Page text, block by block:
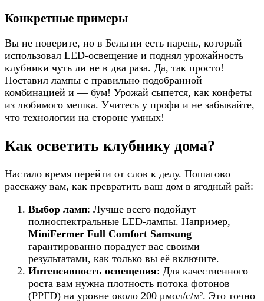
Конкретные примеры
Вы не поверите, но в Бельгии есть парень, который
использовал LED-освещение и поднял урожайность
клубники чуть ли не в два раза. Да, так просто!
Поставил лампы с правильно подобранной
комбинацией и — бум! Урожай сыпется, как конфеты
из любимого мешка. Учитесь у профи и не забывайте,
что технологии на стороне умных!
Как осветить клубнику дома?
Настало время перейти от слов к делу. Пошагово
расскажу вам, как превратить ваш дом в ягодный рай:
Выбор ламп: Лучше всего подойдут
полноспектральные LED-лампы. Например,
MiniFermer Full Comfort Samsung
гарантированно порадует вас своими
результатами, как только вы её включите.
Интенсивность освещения: Для качественного
роста вам нужна плотность потока фотонов
(PPFD) на уровне около 200 μмол/с/м². Это точно